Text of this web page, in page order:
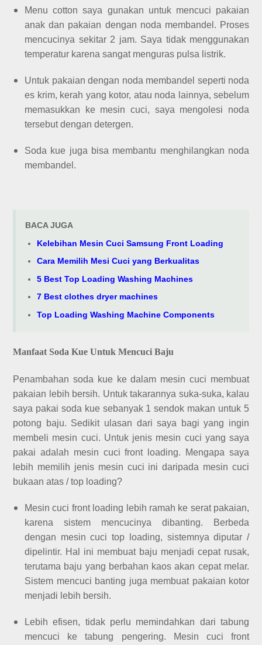
Menu cotton saya gunakan untuk mencuci pakaian
anak dan pakaian dengan noda membandel. Proses
mencucinya sekitar 2 jam. Saya tidak menggunakan
temperatur karena sangat menguras pulsa listrik.
Untuk pakaian dengan noda membandel seperti noda
es krim, kerah yang kotor, atau noda lainnya, sebelum
memasukkan ke mesin cuci, saya mengolesi noda
tersebut dengan detergen.
Soda kue juga bisa membantu menghilangkan noda
membandel.
BACA JUGA
Kelebihan Mesin Cuci Samsung Front Loading
Cara Memilih Mesi Cuci yang Berkualitas
5 Best Top Loading Washing Machines
7 Best clothes dryer machines
Top Loading Washing Machine Components
Manfaat Soda Kue Untuk Mencuci Baju
Penambahan soda kue ke dalam mesin cuci membuat
pakaian lebih bersih. Untuk takarannya suka-suka, kalau
saya pakai soda kue sebanyak 1 sendok makan untuk 5
potong baju. Sedikit ulasan dari saya bagi yang ingin
membeli mesin cuci. Untuk jenis mesin cuci yang saya
pakai adalah mesin cuci front loading. Mengapa saya
lebih memilih jenis mesin cuci ini daripada mesin cuci
bukaan atas / top loading?
Mesin cuci front loading lebih ramah ke serat pakaian,
karena sistem mencucinya dibanting. Berbeda
dengan mesin cuci top loading, sistemnya diputar /
dipelintir. Hal ini membuat baju menjadi cepat rusak,
terutama baju yang berbahan kaos akan cepat melar.
Sistem mencuci banting juga membuat pakaian kotor
menjadi lebih bersih.
Lebih efisen, tidak perlu memindahkan dari tabung
mencuci ke tabung pengering. Mesin cuci front